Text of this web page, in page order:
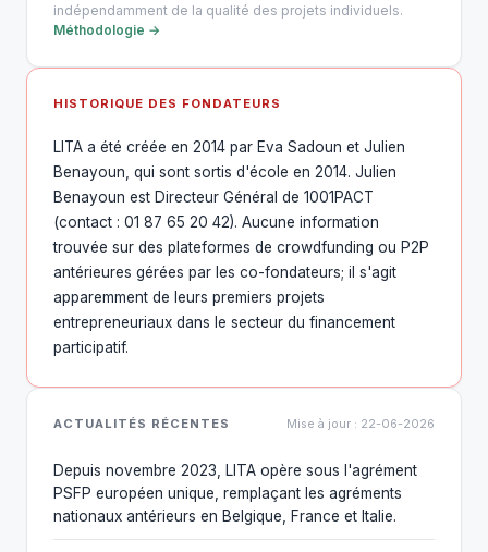
indépendamment de la qualité des projets individuels.
Méthodologie →
HISTORIQUE DES FONDATEURS
LITA a été créée en 2014 par Eva Sadoun et Julien
Benayoun, qui sont sortis d'école en 2014. Julien
Benayoun est Directeur Général de 1001PACT
(contact : 01 87 65 20 42). Aucune information
trouvée sur des plateformes de crowdfunding ou P2P
antérieures gérées par les co-fondateurs; il s'agit
apparemment de leurs premiers projets
entrepreneuriaux dans le secteur du financement
participatif.
ACTUALITÉS RÉCENTES Mise à jour : 22-06-2026
Depuis novembre 2023, LITA opère sous l'agrément
PSFP européen unique, remplaçant les agréments
nationaux antérieurs en Belgique, France et Italie.